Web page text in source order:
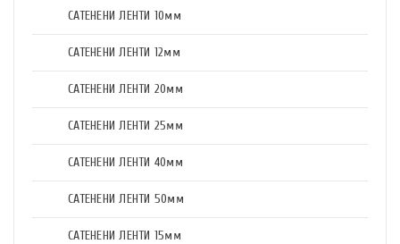
САТЕНЕНИ ЛЕНТИ 10мм
САТЕНЕНИ ЛЕНТИ 12мм
САТЕНЕНИ ЛЕНТИ 20мм
САТЕНЕНИ ЛЕНТИ 25мм
САТЕНЕНИ ЛЕНТИ 40мм
САТЕНЕНИ ЛЕНТИ 50мм
САТЕНЕНИ ЛЕНТИ 15мм